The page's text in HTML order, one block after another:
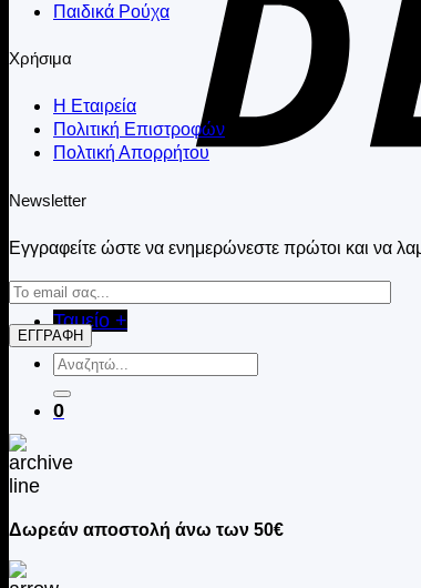
Ταμείο +
Αναζήτηση
για:
0
Παιδικά Ρούχα
Χρήσιμα
Η Εταιρεία
Πολιτική Επιστροφών
Πολτική Απορρήτου
Newsletter
Εγγραφείτε ώστε να ενημερώνεστε πρώτοι και να
Δωρεάν αποστολή άνω των 50€